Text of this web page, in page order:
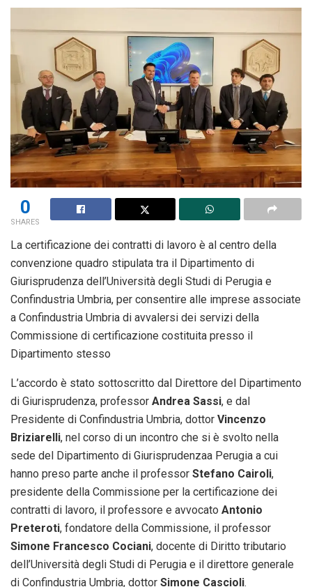
0
SHARES
La certificazione dei contratti di lavoro è al centro della
convenzione quadro stipulata tra il Dipartimento di
Giurisprudenza dell’Università degli Studi di Perugia e
Confindustria Umbria, per consentire alle imprese associate
a Confindustria Umbria di avvalersi dei servizi della
Commissione di certificazione costituita presso il
Dipartimento stesso
L’accordo è stato sottoscritto dal Direttore del Dipartimento
di Giurisprudenza, professor Andrea Sassi, e dal
Presidente di Confindustria Umbria, dottor Vincenzo
Briziarelli, nel corso di un incontro che si è svolto nella
sede del Dipartimento di Giurisprudenzaa Perugia a cui
hanno preso parte anche il professor Stefano Cairoli,
presidente della Commissione per la certificazione dei
contratti di lavoro, il professore e avvocato Antonio
Preteroti, fondatore della Commissione, il professor
Simone Francesco Cociani, docente di Diritto tributario
dell’Università degli Studi di Perugia e il direttore generale
di Confindustria Umbria, dottor Simone Cascioli.